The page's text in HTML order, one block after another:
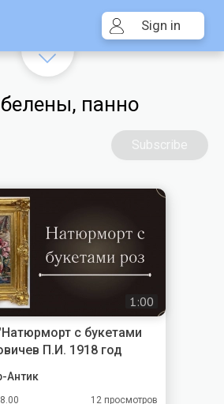
Sign in
панно
Subscribe
1:00
с букетами
П.И. 1918 год
Антик
8.00
12 просмотров